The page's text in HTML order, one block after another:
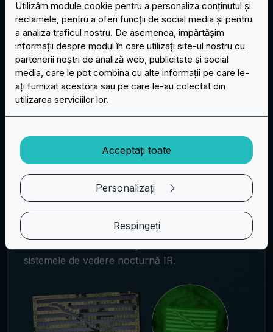
Opțiuni creative: Strălucitoare în întuneric,
reflectorizante și personalizate
Distracția nu se termină aici! Oferim opțiuni
creative, cum ar fi straturi de bază
fosforescente pentru o atingere Glow-in-the-
Dark sau straturi de bază reflectorizante pentru
un aspect care reflectă lumina. Personalizarea
este cheia, cu posibilitatea de a imprima orice
design pe subcapace sau de a sublinia textul sau
grafica cu materiale reflectorizante.
Inovații tehnologice: IR reflectorizant
Pentru iubitorii de tehnologie, patch-urile IR sunt
un adevărat deliciu: cu un strat special formulat,
acestea reflectă doar lungimile de undă
infraroșii, creând un efect care este aproape
sistemele de vedere nocturnă IR.
Utilizăm module cookie pentru a personaliza conținutul și
reclamele, pentru a oferi funcții de social media și pentru
a analiza traficul nostru. De asemenea, împărtășim
informații despre modul în care utilizați site-ul nostru cu
partenerii noștri de analiză web, publicitate și social
media, care le pot combina cu alte informații pe care le-
ați furnizat acestora sau pe care le-au colectat din
utilizarea serviciilor lor.
Acceptați toate
Personalizați
Respingeți